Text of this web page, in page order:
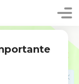
peuple, les chefs
réunirent et firent